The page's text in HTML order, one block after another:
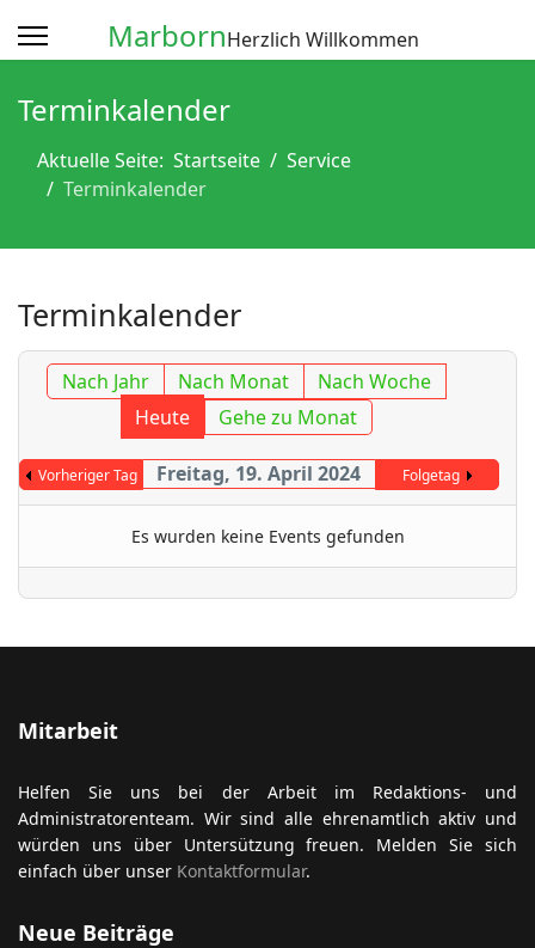
MarbornHerzlich Willkommen
Terminkalender
Aktuelle Seite: Startseite
Service
Terminkalender
Terminkalender
Nach Jahr Nach Monat
Nach Woche
Heute
Gehe zu Monat
Vorheriger Tag Freitag, 19. April 2024 Folgetag
Es wurden keine Events gefunden
Mitarbeit
Helfen Sie uns bei der Arbeit im Redaktions- und
Administratorenteam. Wir sind alle ehrenamtlich aktiv und
würden uns über Untersützung freuen. Melden Sie sich
einfach über unser Kontaktformular.
Neue Beiträge
anzeigen